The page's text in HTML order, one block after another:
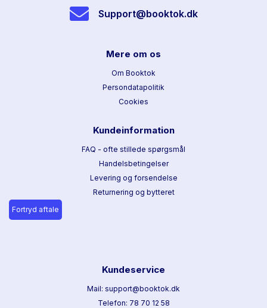
Support@booktok.dk
Mere om os
Om Booktok
Persondatapolitik
Cookies
Kundeinformation
FAQ - ofte stillede spørgsmål
Handelsbetingelser
Levering og forsendelse
Returnering og bytteret
Fortryd aftale
Kundeservice
Mail: support@booktok.dk
Telefon: 78 70 12 58